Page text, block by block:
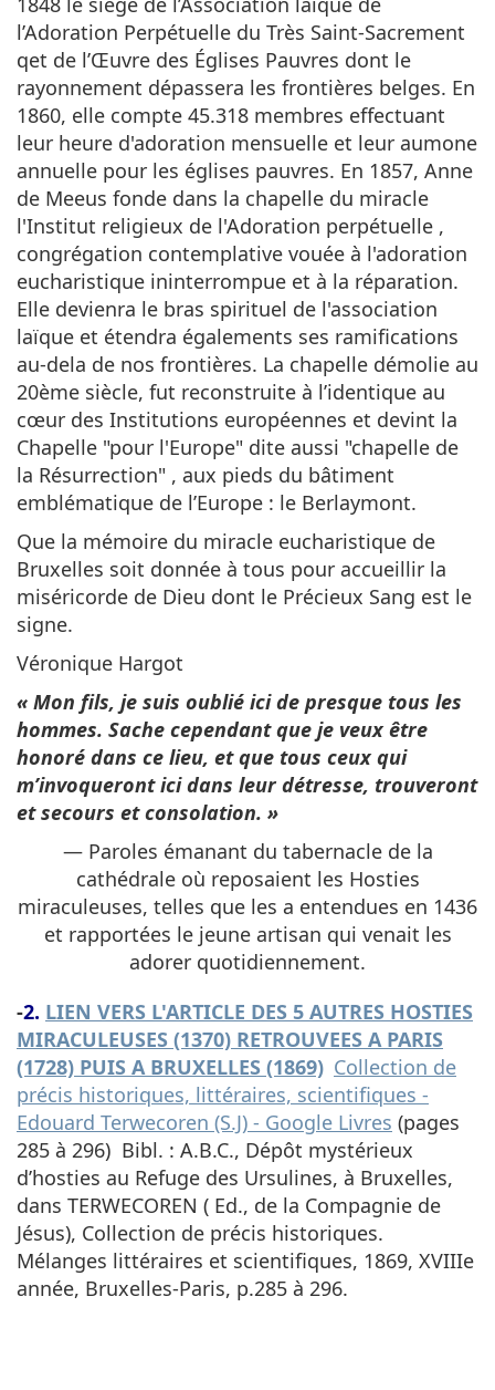
l’Adoration Perpétuelle du Très­ Saint-Sacrement
qet de l’Œuvre des Églises Pauvres dont le
rayonnement dépassera les frontières belges. En
1860, elle compte 45.318 membres effectuant
leur heure d'adoration mensuelle et leur aumone
annuelle pour les églises pauvres. En 1857, Anne
de Meeus fonde dans la chapelle du miracle
l'Institut religieux de l'Adoration perpétuelle ,
congrégation contemplative vouée à l'adoration
eucharistique ininterrompue et à la réparation.
Elle devienra le bras spirituel de l'association
laïque et étendra égalements ses ramifications
au-dela de nos frontières. La chapelle démolie au
20ème siècle, fut reconstruite à l’identique au
cœur des Institutions européennes et devint la
Chapelle "pour l'Europe" dite aussi "chapelle de
la Résurrection" , aux pieds du bâtiment
emblématique de l’Europe : le Berlaymont.
Que la mémoire du miracle eucharistique de
Bruxelles soit donnée à tous pour accueillir la
miséricorde de Dieu dont le Précieux Sang est le
signe.
Véronique Hargot
« Mon fils, je suis oublié ici de presque tous les
hommes. Sache cependant que je veux être
honoré dans ce lieu, et que tous ceux qui
m’invoqueront ici dans leur détresse, trouveront
et secours et consolation. »
— Paroles émanant du tabernacle de la
cathédrale où reposaient les Hosties
miraculeuses, telles que les a entendues en 1436
et rapportées le jeune artisan qui venait les
adorer quotidiennement.
-2. LIEN VERS L'ARTICLE DES 5 AUTRES HOSTIES
MIRACULEUSES (1370) RETROUVEES A PARIS
(1728) PUIS A BRUXELLES (1869) Collection de
précis historiques, littéraires, scientifiques -
Edouard Terwecoren (S.J) - Google Livres (pages
285 à 296) Bibl. : A.B.C., Dépôt mystérieux
d’hosties au Refuge des Ursulines, à Bruxelles,
dans TERWECOREN ( Ed., de la Compagnie de
Jésus), Collection de précis historiques.
Mélanges littéraires et scientifiques, 1869, XVIIIe
année, Bruxelles-Paris, p.285 à 296.